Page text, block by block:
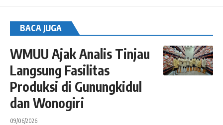
BACA JUGA
WMUU Ajak Analis Tinjau
Langsung Fasilitas
Produksi di Gunungkidul
dan Wonogiri
09/06/2026